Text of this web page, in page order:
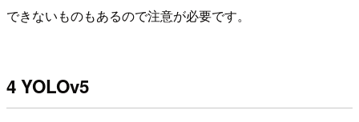
できないものもあるので注意が必要です。
4 YOLOv5